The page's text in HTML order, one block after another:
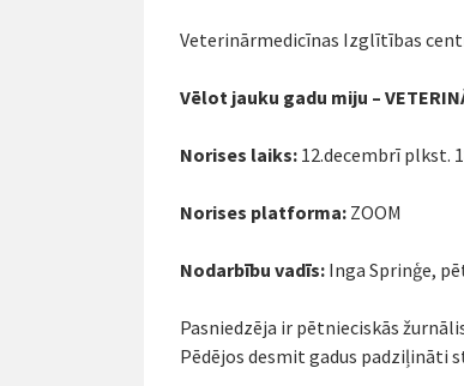
Veterinārmedicīnas Izglītības
Vēlot jauku gadu miju –
Norises laiks: 12.decembrī plkst.
Norises platforma: ZOOM
Nodarbību vadīs: Inga Sprinģe,
Pasniedzēja ir pētnieciskās
Pēdējos desmit gadus padziļināti